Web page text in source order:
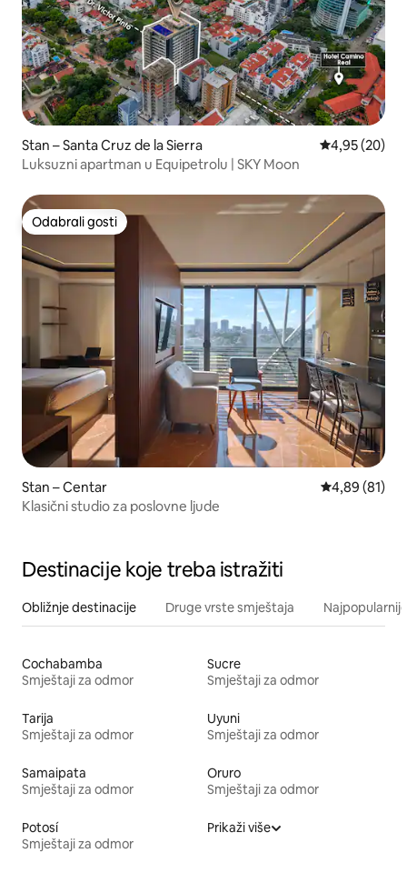
Stan – Santa Cruz de la Sierra Prosječna
4,95 (20)
Luksuzni apartman u Equipetrolu | SKY Moon
Odabrali gosti
Odabrali gosti
Stan – Centar Prosječna
4,89 (81)
Klasični studio za poslovne ljude
Destinacije koje treba istražiti
Obližnje destinacije Druge vrste smještaja
Cochabamba
Smještaji za odmor
Sucre
Smještaji za odmor
Tarija
Smještaji za odmor
Uyuni
Smještaji za odmor
Samaipata
Smještaji za odmor
Oruro
Smještaji za odmor
Potosí
Smještaji za odmor
Prikaži više